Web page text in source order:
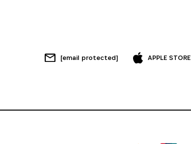
[email protected] APPLE STORE